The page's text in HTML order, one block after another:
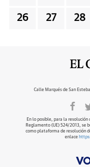
26 27 28
Calle Marqués de San
En lo posible, para la
Reglamento (UE) 524/2013, se
como plataforma de resolución
enlace